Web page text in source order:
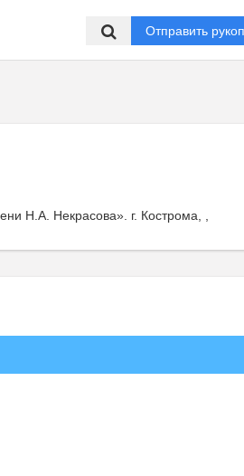
Отправить
Н.А. Некрасова». г. Кострома, ,